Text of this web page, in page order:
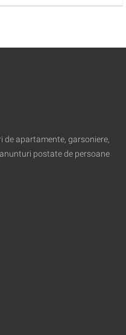
de apartamente, garsoniere,
postate de persoane